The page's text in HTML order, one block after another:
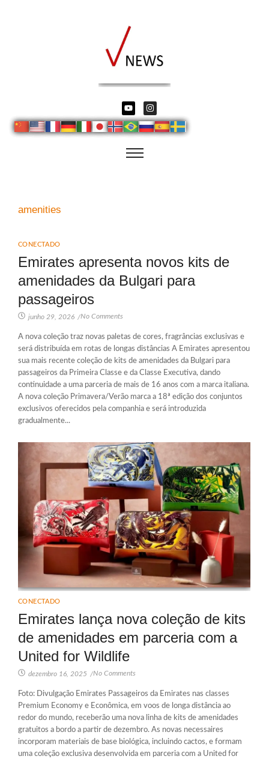
amenities
CONECTADO
Emirates apresenta novos kits de
amenidades da Bulgari para
passageiros
junho 29, 2026 /No Comments
A nova coleção traz novas paletas de cores, fragrâncias exclusivas e
será distribuída em rotas de longas distâncias A Emirates apresentou
sua mais recente coleção de kits de amenidades da Bulgari para
passageiros da Primeira Classe e da Classe Executiva, dando
continuidade a uma parceria de mais de 16 anos com a marca italiana.
A nova coleção Primavera/Verão marca a 18ª edição dos conjuntos
exclusivos oferecidos pela companhia e será introduzida
gradualmente...
CONECTADO
Emirates lança nova coleção de kits
de amenidades em parceria com a
United for Wildlife
dezembro 16, 2025 /No Comments
Foto: Divulgação Emirates Passageiros da Emirates nas classes
Premium Economy e Econômica, em voos de longa distância ao
redor do mundo, receberão uma nova linha de kits de amenidades
gratuitos a bordo a partir de dezembro. As novas necessaires
incorporam materiais de base biológica, incluindo cactos, e formam
uma coleção exclusiva desenvolvida em parceria com a United for